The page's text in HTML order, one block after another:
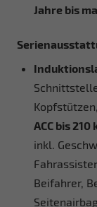
Jahre bis
Kopfstützen,
ACC bis
inkl.
Beifahrer,